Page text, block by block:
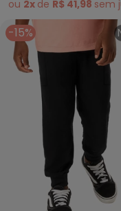
ou 2x de R$ 41,98 sem
-15%